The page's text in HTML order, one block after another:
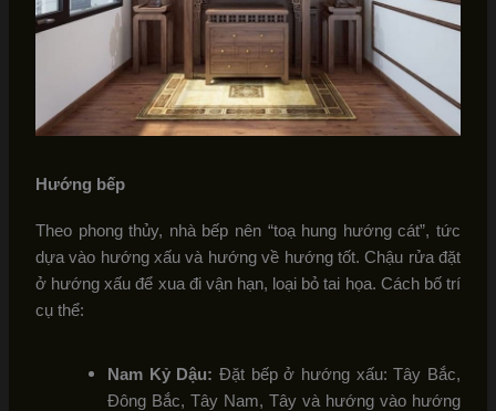
Hướng bếp
Theo phong thủy, nhà bếp nên “toạ hung hướng cát”, tức
dựa vào hướng xấu và hướng về hướng tốt. Chậu rửa đặt
ở hướng xấu để xua đi vận hạn, loại bỏ tai họa. Cách bố trí
cụ thể:
Nam Kỷ Dậu: Đặt bếp ở hướng xấu: Tây Bắc,
Đông Bắc, Tây Nam, Tây và hướng vào hướng